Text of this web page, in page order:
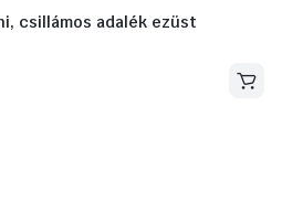
csillámos adalék ezüst